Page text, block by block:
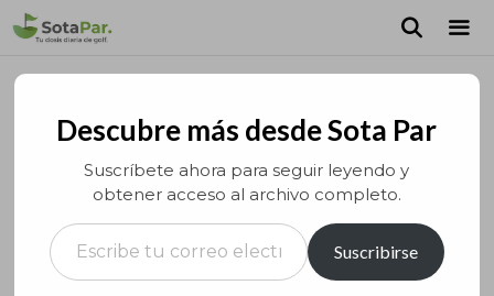
Saltar
Descubre más desde Sota Par
Suscríbete ahora para seguir leyendo y
obtener acceso al archivo completo.
Escribe tu correo electrónico…
Suscribirse